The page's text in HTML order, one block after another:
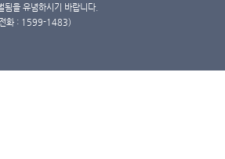
을 유념하시기 바랍니다.
화 : 1599-1483)